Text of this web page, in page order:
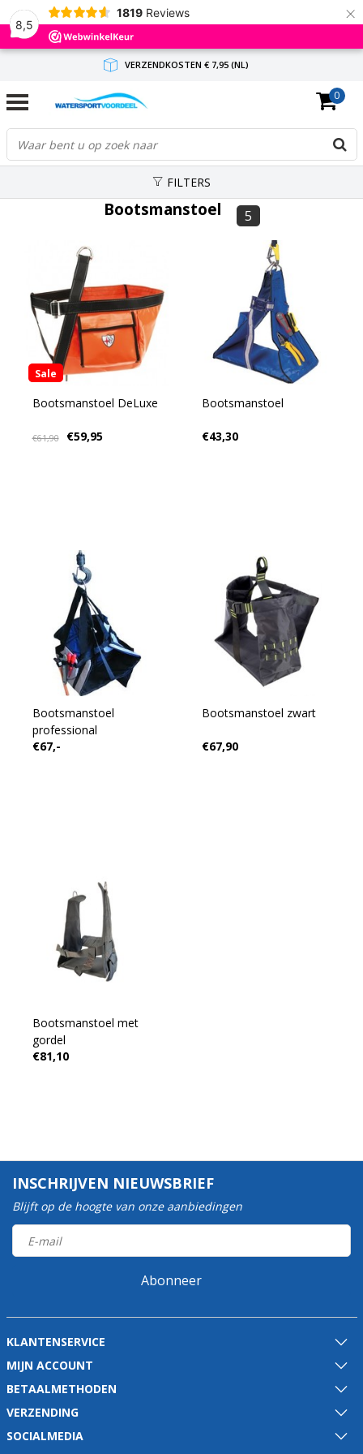
8,5
1819 Reviews ×
VERZENDKOSTEN € 7,95 (NL)
GRATIS VERZENDING(NL) VANAF € 65,-
BINNEN 1-3 WERKDAGEN ANTWOORD
0
FILTERS
Bootsmanstoel 5
Sale
Bootsmanstoel DeLuxe
€61,90 €59,95
Bootsmanstoel
€43,30
Bootsmanstoel
professional
€67,-
Bootsmanstoel zwart
€67,90
Bootsmanstoel met
gordel
€81,10
INSCHRIJVEN NIEUWSBRIEF
Blijft op de hoogte van onze aanbiedingen
Abonneer
KLANTENSERVICE
MIJN ACCOUNT
BETAALMETHODEN
VERZENDING
SOCIALMEDIA